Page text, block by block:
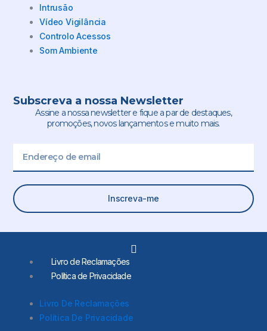
Intrusão
Vídeo Vigilância
Controlo Acessos
Som Ambiente
Subscreva a nossa Newsletter
Assine a nossa newsletter e fique a par de destaques,
promoções, novos lançamentos e muito mais.
Inscreva-me
Livro de Reclamações
Política de Privacidade
Livro De Reclamações
Política De Privacidade
L
n